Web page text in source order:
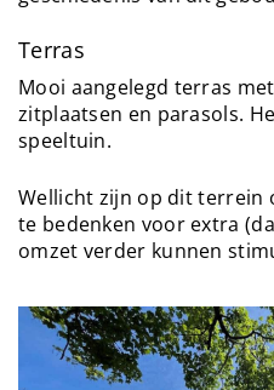
Terras
Mooi aangelegd terras
zitplaatsen en parasols.
speeltuin.
Wellicht zijn op dit terrein
te bedenken voor extra
omzet verder kunnen